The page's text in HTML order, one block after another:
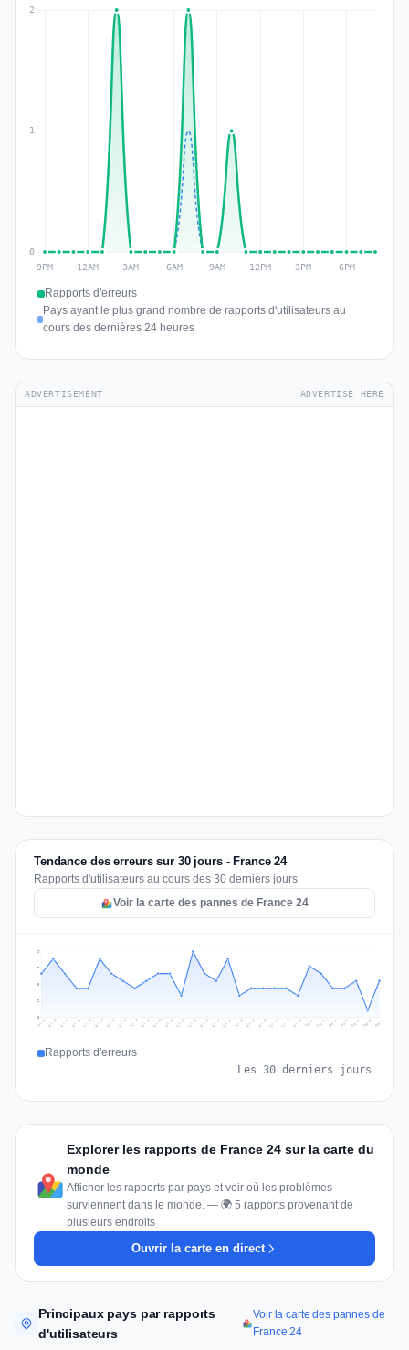
Rapports d'erreurs
Pays ayant le plus grand nombre de rapports d'utilisateurs au
cours des dernières 24 heures
ADVERTISEMENT ADVERTISE HERE
Tendance des erreurs sur 30 jours - France 24
Rapports d'utilisateurs au cours des 30 derniers jours
Voir la carte des pannes de France 24
2
5
7
9
Jul 9 Jul 10 Jul 11 Jul 12 Jul 13 Jul 14 Jul 15 Jul 16 Jul 17 Jul 18 Jul 19 Jul 20 Jul 21 Jul 22 Jul 23 Jul 24 Jul 25 Jul 26 Jul 27 Jul 28 Jul 29 Jul 30 Jul 31 Aug 1 Aug 2 Aug 3 Aug 4 Aug 5 Aug 6 Aug 7
Rapports d'erreurs
Les 30 derniers jours
Explorer les rapports de France 24 sur la carte du
monde
Afficher les rapports par pays et voir où les problèmes
surviennent dans le monde. — 🌍 5 rapports provenant de
plusieurs endroits
Ouvrir la carte en direct
Principaux pays par rapports
d'utilisateurs
Voir la carte des pannes de
France 24